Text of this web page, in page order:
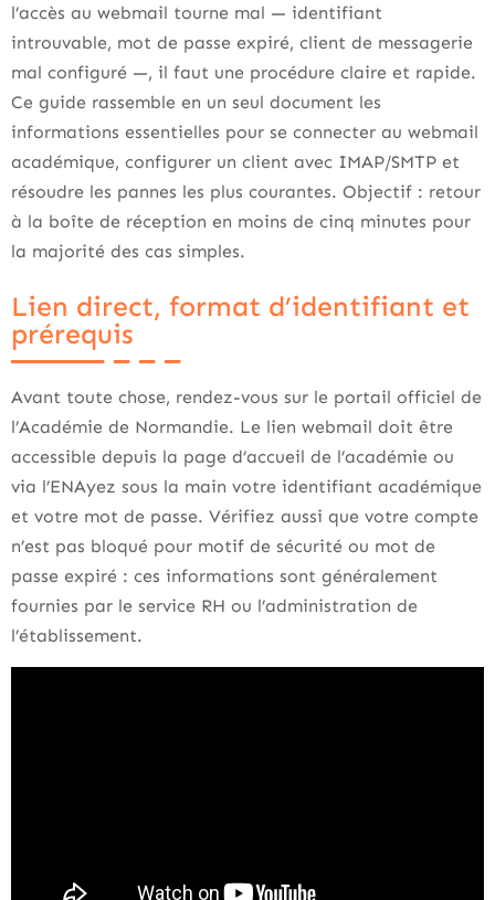
l’accès au webmail tourne mal — identifiant
introuvable, mot de passe expiré, client de messagerie
mal configuré —, il faut une procédure claire et rapide.
Ce guide rassemble en un seul document les
informations essentielles pour se connecter au webmail
académique, configurer un client avec IMAP/SMTP et
résoudre les pannes les plus courantes. Objectif : retour
à la boîte de réception en moins de cinq minutes pour
la majorité des cas simples.
Lien direct, format d’identifiant et
prérequis
Avant toute chose, rendez-vous sur le portail officiel de
l’Académie de Normandie. Le lien webmail doit être
accessible depuis la page d’accueil de l’académie ou
via l’ENAyez sous la main votre identifiant académique
et votre mot de passe. Vérifiez aussi que votre compte
n’est pas bloqué pour motif de sécurité ou mot de
passe expiré : ces informations sont généralement
fournies par le service RH ou l’administration de
l’établissement.